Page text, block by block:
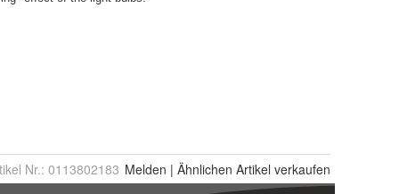
Nr.: 0113802183 Melden | Ähnlichen Artikel verkaufen